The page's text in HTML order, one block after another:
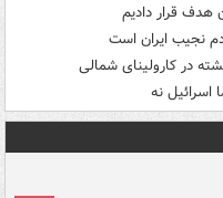
قرار دادیم
نجیب ایران است
در کارولینای شمالی
نه